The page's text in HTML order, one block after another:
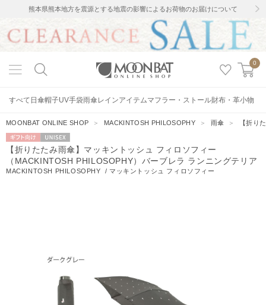
熊本県熊本地方を震源とする地震の影響によるお荷物のお届けについて
0
すべて 日傘帽子UV手袋雨傘レインアイテムマフラー・ストール財布・革小物
MOONBAT ONLINE SHOP ＞ MACKINTOSH PHILOSOPHY＞ 雨傘 ＞ 【折り
ギフト向
け
UNISEX
【折りたたみ雨傘】マッキントッシュ フィロソフィー
（MACKINTOSH PHILOSOPHY）バーブレラ ランニングテリア
MACKINTOSH PHILOSOPHY / マッキントッシュ フィロソフィー